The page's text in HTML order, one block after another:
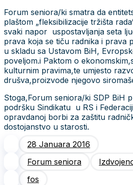
Forum seniora/ki smatra da
plaštom „fleksibilizacije tržišta
svaki napor uspostavljanja seta
prava koja se tiču radnika i prava
u skladu sa Ustavom BiH,
poveljom.i Paktom o
kulturnim pravima,te umjesto
drušva,proizvode njegovo
Stoga,Forum seniora/ki SDP BiH
podršku Sindikatu u RS i
opravdanoj borbi za zaštitu
dostojanstvo u starosti.
28 Januara 2016
Forum seniora
fos